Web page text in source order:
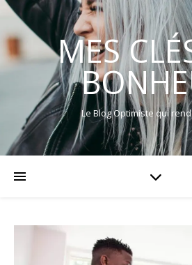
MES
Le Blog Optimiste qui